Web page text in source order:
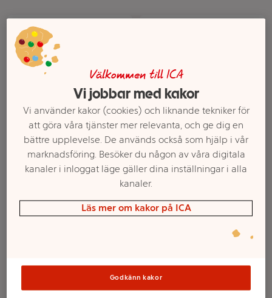
Ägg Frigående M/L 20-
p Kronägg
Välj butik
Ägg Småland
frigående inne M/L 18-
p Kronägg
Välj butik
Välkommen till ICA
Vi jobbar med kakor
Vi använder kakor (cookies) och liknande tekniker för
att göra våra tjänster mer relevanta, och ge dig en
bättre upplevelse. De används också som hjälp i vår
marknadsföring. Besöker du någon av våra digitala
kanaler i inloggat läge gäller dina inställningar i alla
kanaler.
Läs mer om kakor på ICA
Godkänn kakor